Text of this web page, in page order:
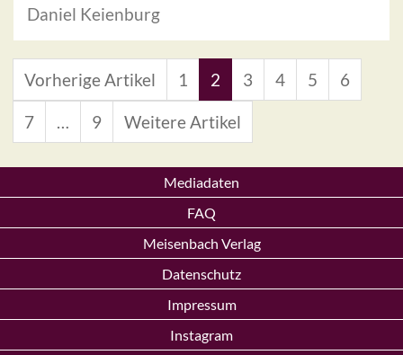
Daniel Keienburg
Vorherige Artikel 1 2 3 4 5 6
7 … 9 Weitere Artikel
Mediadaten
FAQ
Meisenbach Verlag
Datenschutz
Impressum
Instagram